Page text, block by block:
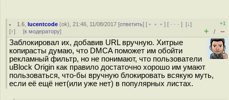
1.6 ,lucentcode (ok), 21:46, 11/08/2017 [ответить] [ ﹢﹢﹢] [ · · ·][↓]
[↑] [к модератору]
+1
+ / –
Заблокировал их, добавив URL вручную. Хитрые
копирасты думаю, что DMCA поможет им обойти
рекламный фильтр, но не понимают, что пользователи
uBlock Origin как правило достаточно хорошо им умают
пользоваться, что-бы вручную блокировать всякую муть,
если её ещё нет(или уже нет) в популярных листах.